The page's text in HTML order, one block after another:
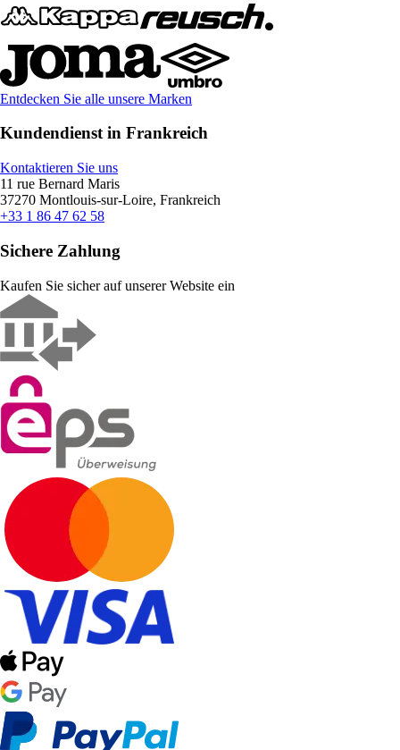
Entdecken Sie alle unsere Marken
Kundendienst in Frankreich
Kontaktieren Sie uns
11 rue Bernard Maris
37270 Montlouis-sur-Loire, Frankreich
+33 1 86 47 62 58
Sichere Zahlung
Kaufen Sie sicher auf unserer Website ein